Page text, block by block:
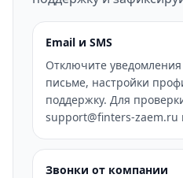
Email и SMS
Отключите
письме, настройки
поддержку. Для
support@finters-zaem.ru
Звонки от компании